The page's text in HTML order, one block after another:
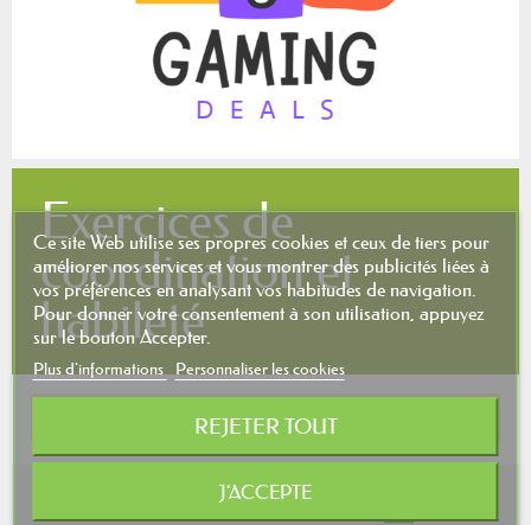
Exercices de
coordination et
habileté
Aucun produit pour le moment.
Ce site Web utilise ses propres cookies et ceux de tiers pour
améliorer nos services et vous montrer des publicités liées à
vos préférences en analysant vos habitudes de navigation.
Pour donner votre consentement à son utilisation, appuyez
sur le bouton Accepter.
Plus d'informations Personnaliser les cookies
REJETER TOUT
J'ACCEPTE